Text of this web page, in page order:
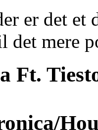
er det
det mere
Ft.